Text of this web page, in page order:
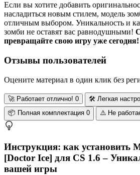
Если вы хотите добавить
насладиться новым стилем, модель
отличным выбором. Уникальность и
зомби не оставят вас равнодушными!
превращайте свою игру уже сегодня!
Отзывы пользователей
Оцените материал в один клик без
🚀Работает отлично! 0 🛠️ Легкая
📦 Полная комплектация 0 ⚠️ Не
Инструкция: как установить
[Doctor Ice] для CS 1.6 –
вашей игры